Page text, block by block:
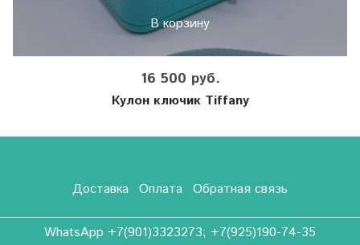
В корзину
16 500 руб.
Кулон ключик Tiffany
Доставка Оплата Обратная связь
WhatsApp +7(901)3323273; +7(925)190-74-35